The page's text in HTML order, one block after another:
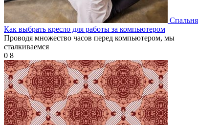
Спальня
Как выбрать кресло для работы за компьютером
Проводя множество часов перед компьютером, мы
сталкиваемся
0 8